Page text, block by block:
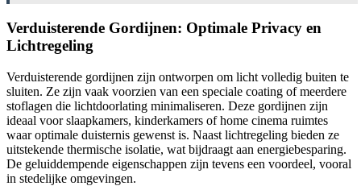
Verduisterende Gordijnen: Optimale Privacy en
Lichtregeling
Verduisterende gordijnen zijn ontworpen om licht volledig buiten te
sluiten. Ze zijn vaak voorzien van een speciale coating of meerdere
stoflagen die lichtdoorlating minimaliseren. Deze gordijnen zijn
ideaal voor slaapkamers, kinderkamers of home cinema ruimtes
waar optimale duisternis gewenst is. Naast lichtregeling bieden ze
uitstekende thermische isolatie, wat bijdraagt aan energiebesparing.
De geluiddempende eigenschappen zijn tevens een voordeel, vooral
in stedelijke omgevingen.